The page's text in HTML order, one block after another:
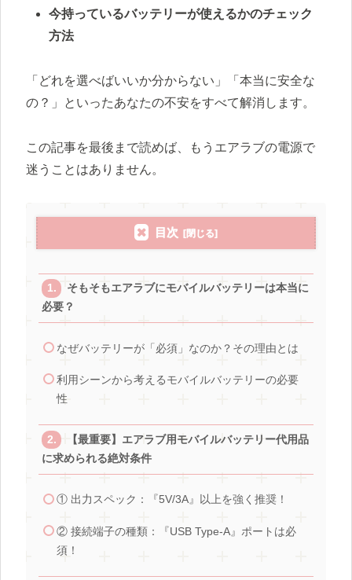
今持っているバッテリーが使えるかのチェック
方法
「どれを選べばいいか分からない」「本当に安全な
の？」といったあなたの不安をすべて解消します。
この記事を最後まで読めば、もうエアラブの電源で
迷うことはありません。
目次
そもそもエアラブにモバイルバッテリーは本当に
必要？
なぜバッテリーが「必須」なのか？その理由とは
利用シーンから考えるモバイルバッテリーの必要
性
【最重要】エアラブ用モバイルバッテリー代用品
に求められる絶対条件
① 出力スペック：『5V/3A』以上を強く推奨！
② 接続端子の種類：『USB Type-A』ポートは必
須！